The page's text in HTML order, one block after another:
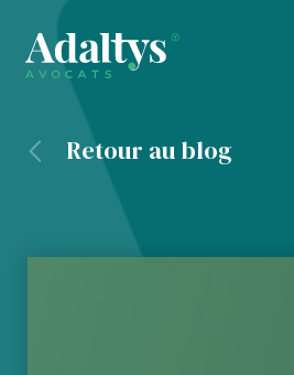
Retour au blog